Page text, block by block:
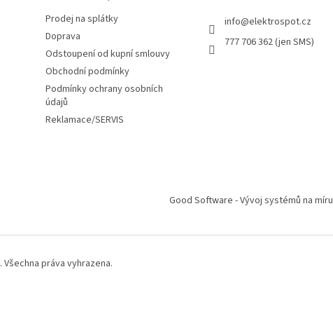
Prodej na splátky
Doprava
Odstoupení od kupní smlouvy
Obchodní podmínky
Podmínky ochrany osobních
údajů
Reklamace/SERVIS
info@elektrospot.cz
777 706 362 (jen SMS)
Good Software - Vývoj systémů na míru
. Všechna práva vyhrazena.